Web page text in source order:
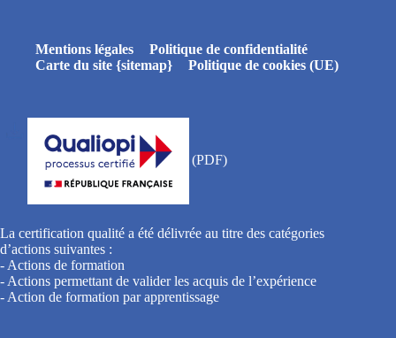
Mentions légales
Politique de confidentialité
Carte du site {sitemap}
Politique de cookies (UE)
La certification qualité a été délivrée au titre des catégories
d’actions suivantes :
- Actions de formation
- Actions permettant de valider les acquis de l’expérience
- Action de formation par apprentissage